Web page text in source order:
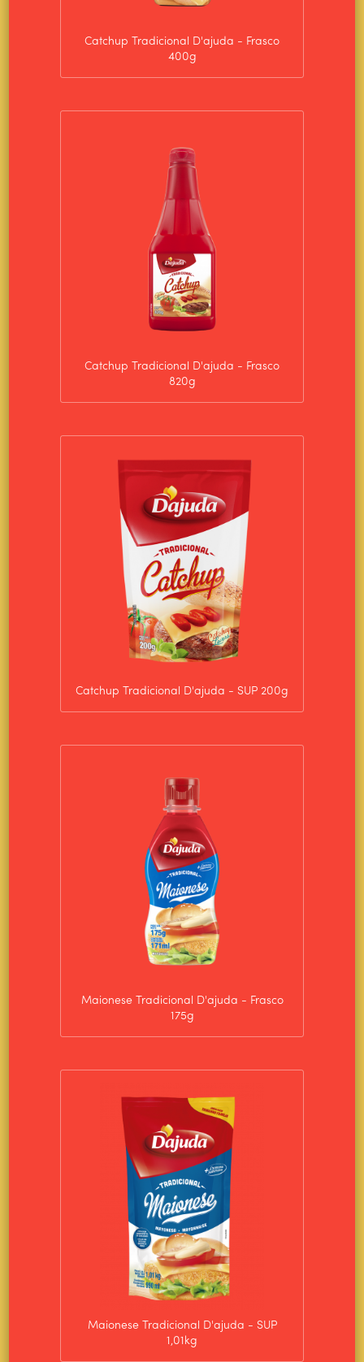
Catchup Tradicional D'ajuda - Frasco
400g
Catchup Tradicional D'ajuda - Frasco
820g
Catchup Tradicional D'ajuda - SUP 200g
Maionese Tradicional D'ajuda - Frasco
175g
Maionese Tradicional D'ajuda - SUP
1,01kg